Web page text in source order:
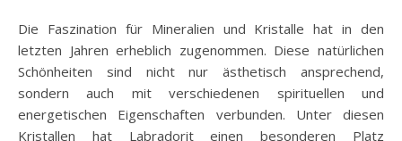
Die Faszination für Mineralien und Kristalle hat in den
letzten Jahren erheblich zugenommen. Diese natürlichen
Schönheiten sind nicht nur ästhetisch ansprechend,
sondern auch mit verschiedenen spirituellen und
energetischen Eigenschaften verbunden. Unter diesen
Kristallen hat Labradorit einen besonderen Platz